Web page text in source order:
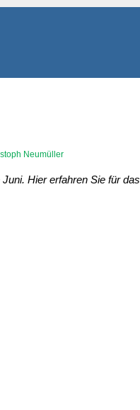
Neumüller
Hier erfahren Sie für das